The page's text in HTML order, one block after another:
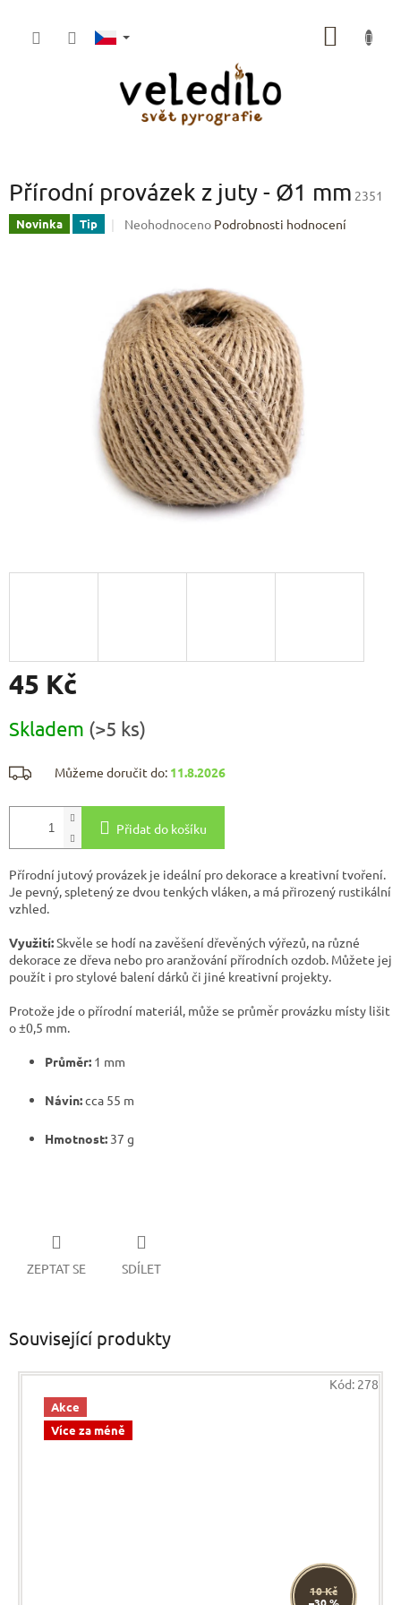
Přírodní provázek z juty - Ø1 mm 2351
Novinka Tip
Průměrné
z
5
hvězdiček.
Neohodnoceno Podrobnosti hodnocení
45 Kč
cena:
Skladem (>5 ks)
Můžeme doručit do: 11.8.2026
Přidat do košíku
Přírodní jutový provázek je ideální pro dekorace a kreativní tvoření.
Je pevný, spletený ze dvou tenkých vláken, a má přirozený rustikální
vzhled.
Využití:Skvěle se hodí na zavěšení dřevěných výřezů, na různé
dekorace ze dřeva nebo pro aranžování přírodních ozdob. Můžete jej
použít i pro stylové balení dárků či jiné kreativní projekty.
Protože jde o přírodní materiál, může se průměr provázku místy lišit
o ±0,5 mm.
Průměr: 1 mm
Návin:cca 55 m
Hmotnost: 37 g
ZEPTAT SE SDÍLET
Související produkty
Akce
Více za méně
10 Kč
Kód: 278